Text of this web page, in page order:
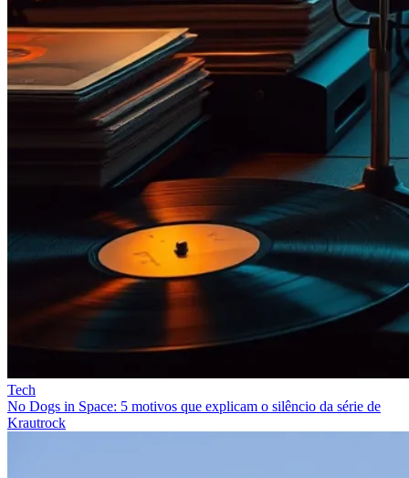
Tech
No Dogs in Space: 5 motivos que explicam o silêncio da série de
Krautrock